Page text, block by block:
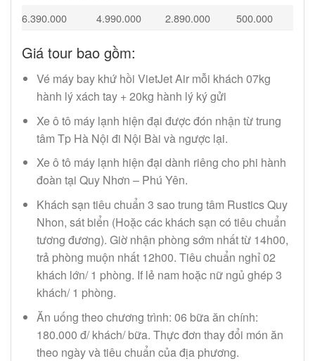
6.390.000 4.990.000 2.890.000 500.000
Giá tour bao gồm:
Vé máy bay khứ hồi VietJet Air mỗi khách 07kg
hành lý xách tay + 20kg hành lý ký gửi
Xe ô tô máy lạnh hiện đại được đón nhận từ trung
tâm Tp Hà Nội đi Nội Bài và ngược lại.
Xe ô tô máy lạnh hiện đại dành riêng cho phi hành
đoàn tại Quy Nhơn – Phú Yên.
Khách sạn tiêu chuẩn 3 sao trung tâm Rustics Quy
Nhon, sát biển (Hoặc các khách sạn có tiêu chuẩn
tương đương). Giờ nhận phòng sớm nhất từ ​​14h00,
trả phòng muộn nhất 12h00. Tiêu chuẩn nghỉ 02
khách lớn/ 1 phòng. If lẻ nam hoặc nữ ngủ ghép 3
khách/ 1 phòng.
Ăn uống theo chương trình: 06 bữa ăn chính:
180.000 đ/ khách/ bữa. Thực đơn thay đổi món ăn
theo ngày và tiêu chuẩn của địa phương.